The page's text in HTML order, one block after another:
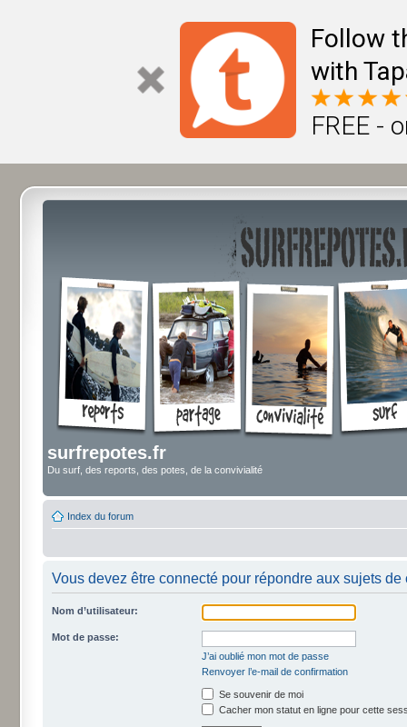
Follow
with
FREE -
surfrepotes.fr
Du surf, des reports, des potes, de la convivialité
Index du forum
Vous devez être connecté pour répondre aux sujets de
Nom d’utilisateur:
Mot de passe:
J’ai oublié mon mot de passe
Renvoyer l’e-mail de confirmation
Se souvenir de moi
Cacher mon statut en ligne pour cette